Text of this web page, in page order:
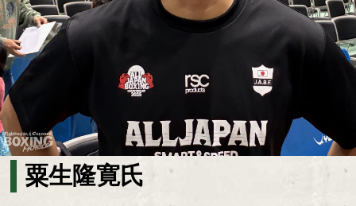
粟生隆寛氏